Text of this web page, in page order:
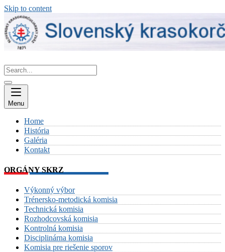
Skip to content
Menu
Home
História
Galéria
Kontakt
ORGÁNY SKRZ
Výkonný výbor
Trénersko-metodická komisia
Technická komisia
Rozhodcovská komisia
Kontrolná komisia
Disciplinárna komisia
Komisia pre riešenie sporov